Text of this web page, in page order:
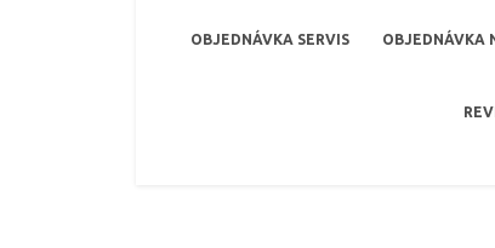
OBJEDNÁVKA SERVIS OBJEDNÁVKA